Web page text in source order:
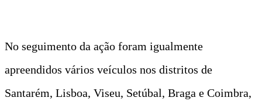
No seguimento da ação foram igualmente
apreendidos vários veículos nos distritos de
Santarém, Lisboa, Viseu, Setúbal, Braga e Coimbra,